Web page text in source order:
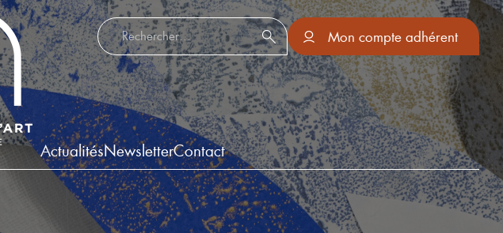
Rechercher :
Mon compte adhérent
ActualitésNewsletterContact